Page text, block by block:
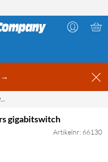
→
MERCUSYS MS105G 5-PORTARS GIGABITSWITCH
gigabitswitch
Artikelnr: 66130